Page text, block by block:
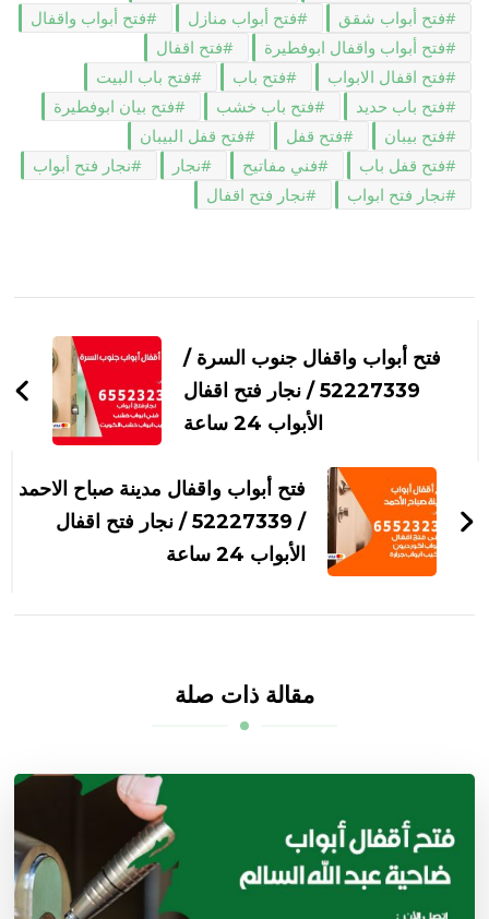
فتح أبواب شقق
فتح أبواب منازل
فتح أبواب واقفال
فتح أبواب واقفال ابوفطيرة
فتح اقفال
فتح اقفال الابواب
فتح باب
فتح باب البيت
فتح باب حديد
فتح باب خشب
فتح بيان ابوفطيرة
فتح بيبان
فتح قفل
فتح قفل البيبان
فتح قفل باب
فني مفاتيح نجار
نجار فتح أبواب
نجار فتح ابواب
نجار فتح اقفال
بين
التدوينات
فتح أبواب واقفال جنوب السرة /
52227339 / نجار فتح اقفال
الأبواب 24 ساعة
فتح أبواب واقفال مدينة صباح الاحمد
/ 52227339 / نجار فتح اقفال
الأبواب 24 ساعة
مقالة ذات صلة